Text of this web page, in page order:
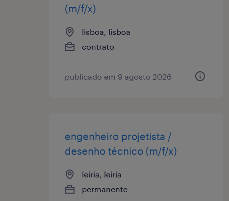
(m/f/x)
lisboa, lisboa
contrato
publicado em 9 agosto 2026
engenheiro projetista /
desenho técnico (m/f/x)
leiria, leiria
permanente